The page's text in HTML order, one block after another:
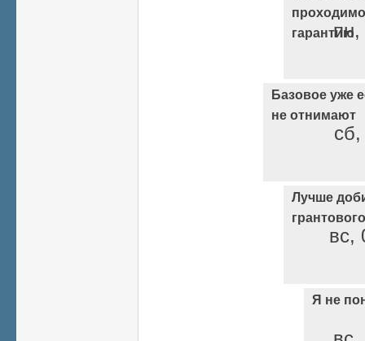
гарантию
Базовое уже
не отнимают
Лучше
грантового
вс,
Я не